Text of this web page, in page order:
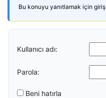
Bu konuyu yanıtlamak için giriş
Kullanıcı adı:
Parola:
Beni hatırla